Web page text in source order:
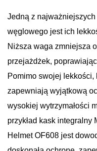
Jedną z
węglowego jest ich
Niższa waga zmniejsza
przejażdżek,
Pomimo swojej lekkości,
zapewniają wyjątkową
wysokiej wytrzymałości
przykład kask
Helmet OF608 jest